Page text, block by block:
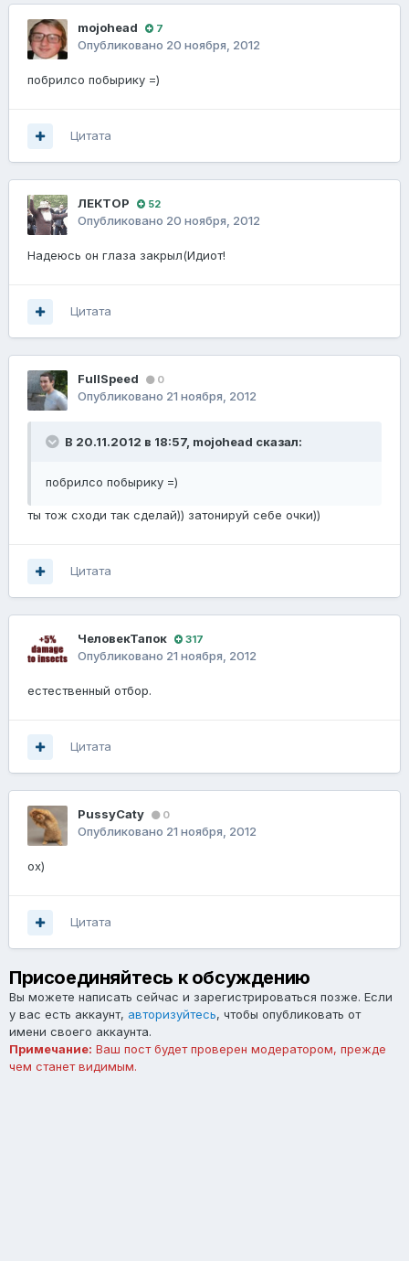
mojohead 7
Опубликовано 20 ноября, 2012
побрилсо побырику =)
Цитата
ЛЕКТОР 52
Опубликовано 20 ноября, 2012
Надеюсь он глаза закрыл(Идиот!
Цитата
FuIISpeed 0
Опубликовано 21 ноября, 2012
В 20.11.2012 в 18:57, mojohead сказал:
побрилсо побырику =)
ты тож сходи так сделай)) затонируй себе очки))
Цитата
ЧеловекТапок 317
Опубликовано 21 ноября, 2012
естественный отбор.
Цитата
PussyCaty 0
Опубликовано 21 ноября, 2012
ох)
Цитата
Присоединяйтесь к обсуждению
Вы можете написать сейчас и зарегистрироваться позже. Если
у вас есть аккаунт, авторизуйтесь, чтобы опубликовать от
имени своего аккаунта.
Примечание: Ваш пост будет проверен модератором, прежде
чем станет видимым.